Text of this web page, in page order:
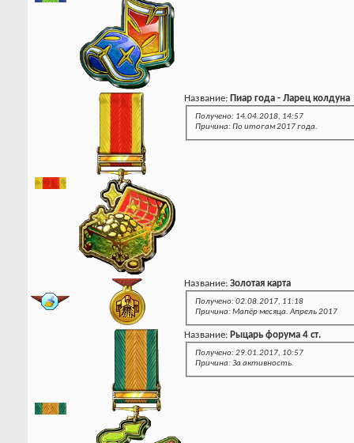
Название: Пиар года - Ларец колдуна
Получено: 14.04.2018, 14:57
Причина: По итогам 2017 года.
Название: Золотая карта
Получено: 02.08.2017, 11:18
Причина: Мапёр месяца. Апрель 2017
Название: Рыцарь форума 4 ст.
Получено: 29.01.2017, 10:57
Причина: За активность.